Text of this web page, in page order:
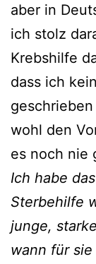
aber in
ich stolz
Krebshilfe
dass ich
wohl den
es noch nie
Ich habe
Sterbehilfe
junge,
wann für